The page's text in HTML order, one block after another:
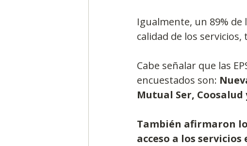
Igualmente, un 89%
calidad de los servicios,
Cabe señalar que las
encuestados son:
Mutual Ser, Coosalud
También afirmaron
acceso a los servicios